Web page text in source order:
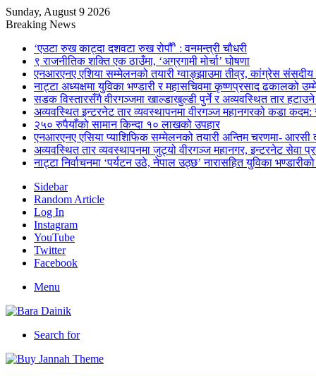
Sunday, August 9 2026
Breaking News
‘एउटा रुख काट्दा दशवटा रुख रोपौँ’ : वनमन्त्री चौधरी
९ राजनीतिक शक्ति एक ठाउँमा, ‘अग्रगामी मोर्चा’ घोषणा
एनआरएनए एशिया सम्मेलनको तयारी ग्वाङ्झाउमा तीव्र, कांग्रेस
नाट्टा अध्यक्षमा युविका भण्डारी र महासचिवमा कृष्णप्रसाद ढकालको
सडक विस्तारसँगै वीरगञ्जमा खाल्डाखुल्डी पुर्ने र अव्यवस्थित तार
अव्यवस्थित इन्टरनेट तार व्यवस्थापनमा वीरगञ्ज महानगरको कडा
२५० रुपैयाँको सामान किन्दा १० लाखको उपहार
एनआरएनए एसिया प्याशिफिक सम्मेलनको तयारी अन्तिम चरणमा-
अव्यवस्थित तार व्यवस्थापनमा जुट्यो वीरगञ्ज महानगर, इन्टरनेट सेवा
नाट्टा निर्वाचनमा ‘पर्यटन उठे, नेपाल उठ्छ’ नारासहित युविका
Sidebar
Random Article
Log In
Instagram
YouTube
Twitter
Facebook
Menu
Search for